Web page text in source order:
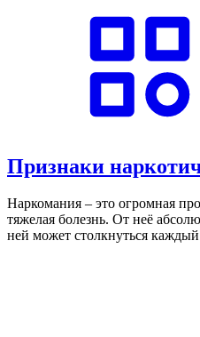
Признаки
Наркомания – это огромная
тяжелая болезнь. От неё
ней может столкнуться